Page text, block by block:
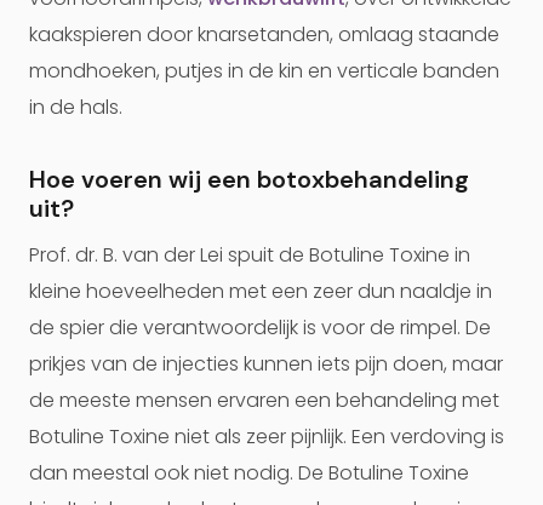
kaakspieren door knarsetanden, omlaag staande
mondhoeken, putjes in de kin en verticale banden
in de hals.
Hoe voeren wij een botoxbehandeling
uit?
Prof. dr. B. van der Lei spuit de Botuline Toxine in
kleine hoeveelheden met een zeer dun naaldje in
de spier die verantwoordelijk is voor de rimpel. De
prikjes van de injecties kunnen iets pijn doen, maar
de meeste mensen ervaren een behandeling met
Botuline Toxine niet als zeer pijnlijk. Een verdoving is
dan meestal ook niet nodig. De Botuline Toxine